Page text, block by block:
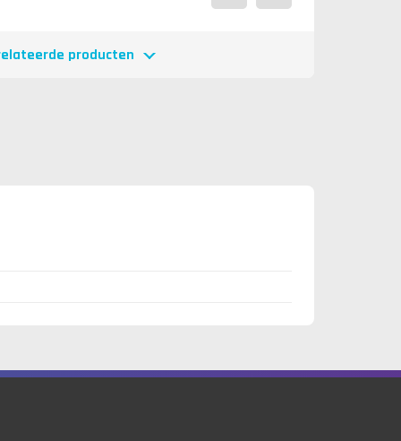
producten